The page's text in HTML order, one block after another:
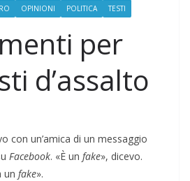
OPINIONI POLITICA TESTI
per
d’assalto
con un’amica di un messaggio
Facebook. «È un fake», dicevo.
un fake».